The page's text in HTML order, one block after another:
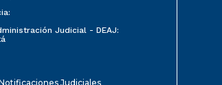
Judicial - DEAJ:
Judiciales